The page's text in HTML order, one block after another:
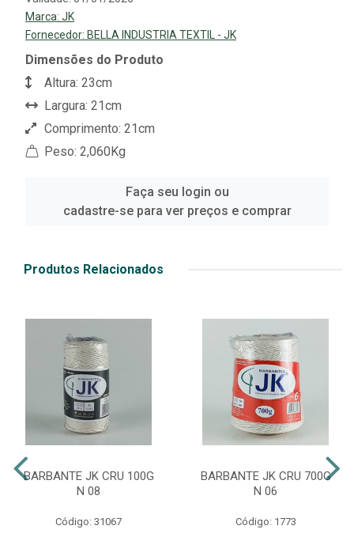
Marca: JK
Fornecedor: BELLA INDUSTRIA TEXTIL - JK
Dimensões do Produto
Altura: 23cm
Largura: 21cm
Comprimento: 21cm
Peso: 2,060Kg
Faça seu login ou
cadastre-se para ver preços e comprar
Produtos Relacionados
BARBANTE JK CRU 100G
N 08
Código: 31067
BARBANTE JK CRU 700G
N 06
Código: 1773